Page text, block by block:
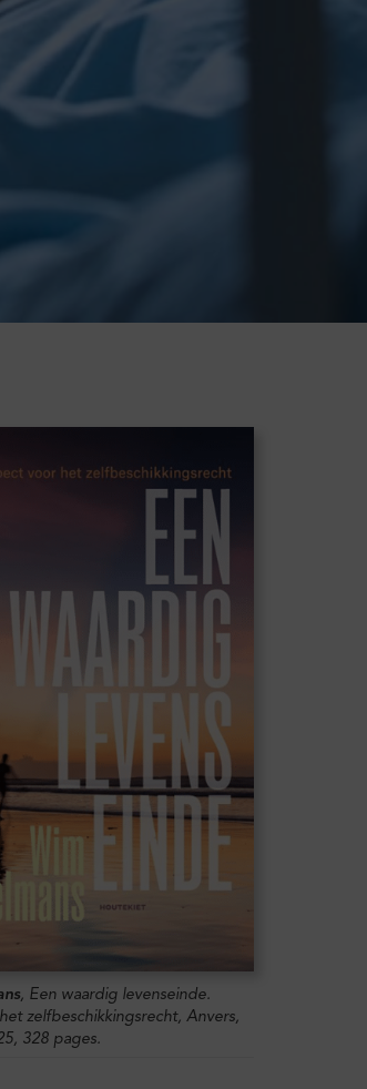
, Een waardig levenseinde.
zelfbeschikkingsrecht, Anvers,
328 pages.